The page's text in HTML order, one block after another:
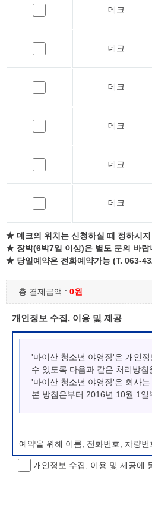
데크
데크
데크
데크
데크
데크
★ 데크의 위치는 신청하실 때 정하시
★ 장박(6박7일 이상)은 별도 문의 바랍
★ 당일예약은 전화예약가능 (T. 063-
총 결제금액 : 0원
개인정보 수집, 이용 및 제공
'마이산 청소년 야영장'은 개인
수 있도록 다음과 같은 처리방침
'마이산 청소년 야영장'은 회사
본 방침은부터 2016년 10월 1일
예약을 위해 이름, 전화번호, 차량
개인정보 처리방침 변경
개인정보 수집, 이용 및 제공에